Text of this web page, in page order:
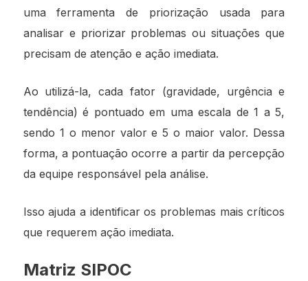
uma ferramenta de priorização usada para
analisar e priorizar problemas ou situações que
precisam de atenção e ação imediata.
Ao utilizá-la, cada fator (gravidade, urgência e
tendência) é pontuado em uma escala de 1 a 5,
sendo 1 o menor valor e 5 o maior valor. Dessa
forma, a pontuação ocorre a partir da percepção
da equipe responsável pela análise.
Isso ajuda a identificar os problemas mais críticos
que requerem ação imediata.
Matriz SIPOC